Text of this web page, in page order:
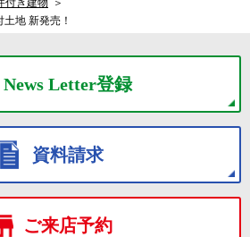
付き建物
地 新発売！
News Letter登録
資料請求
ご来店予約